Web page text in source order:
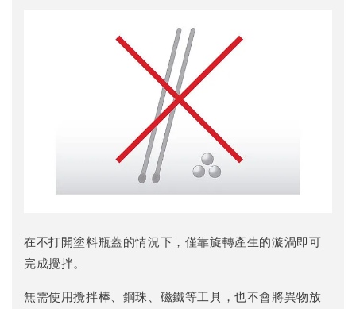
在不打開塗料瓶蓋的情況下，僅靠旋轉產生的漩渦即可
完成攪拌。
無需使用攪拌棒、鋼珠、磁鐵等工具，也不會將異物放